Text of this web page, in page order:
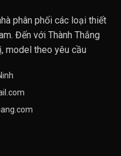
phân phối các loại thiết
Đến với Thành Thắng
model theo yêu cầu